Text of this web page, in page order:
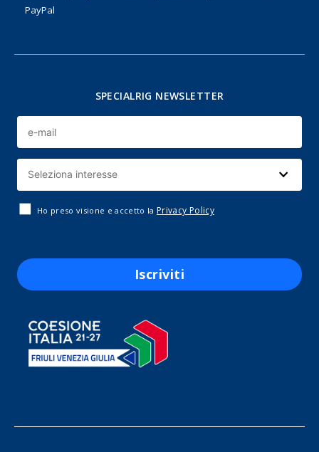
PayPal
SPECIALRIG NEWSLETTER
Ho preso visione e accetto la Privacy Policy
Iscriviti